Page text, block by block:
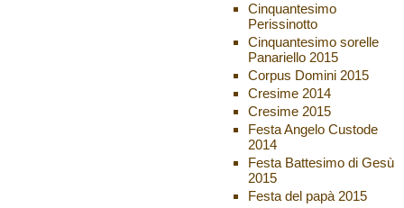
Cinquantesimo
Perissinotto
Cinquantesimo sorelle
Panariello 2015
Corpus Domini 2015
Cresime 2014
Cresime 2015
Festa Angelo Custode
2014
Festa Battesimo di Gesù
2015
Festa del papà 2015